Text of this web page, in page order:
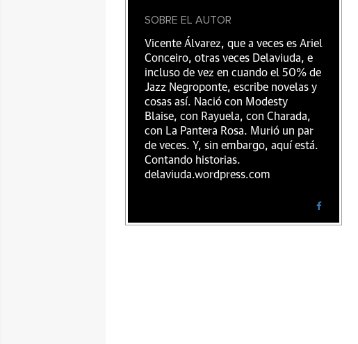
SOBRE EL AUTOR
Vicente Álvarez, que a veces es Ariel
Conceiro, otras veces Delaviuda, e
incluso de vez en cuando el 50% de
Jazz Negroponte, escribe novelas y
cosas así. Nació con Modesty
Blaise, con Rayuela, con Charada,
con La Pantera Rosa. Murió un par
de veces. Y, sin embargo, aquí está.
Contando historias.
delaviuda.wordpress.com